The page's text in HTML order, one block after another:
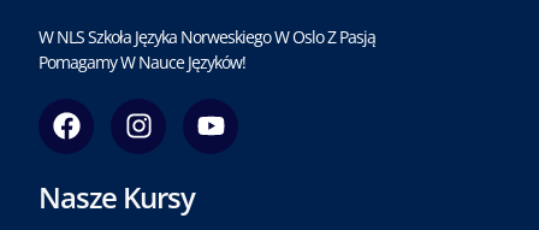
W NLS Szkoła Języka Norweskiego W Oslo Z Pasją
Pomagamy W Nauce Języków!
F
a
c
e
I
n
s
t
Y
o
u
Nasze Kursy